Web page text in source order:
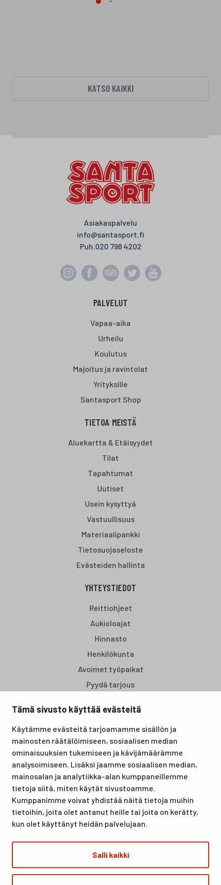
Tämä sivusto käyttää evästeitä
Käytämme evästeitä tarjoamamme sisällön ja
mainosten räätälöimiseen, sosiaalisen median
ominaisuuksien tukemiseen ja kävijämäärämme
analysoimiseen. Lisäksi jaamme sosiaalisen median,
mainosalan ja analytiikka-alan kumppaneillemme
tietoja siitä, miten käytät sivustoamme.
Kumppanimme voivat yhdistää näitä tietoja muihin
tietoihin, joita olet antanut heille tai joita on kerätty,
kun olet käyttänyt heidän palvelujaan.
Salli kaikki
KATSO KAIKKI
Asiakaspalvelu
info@santasport.fi
Puh.020 798 4202
PALVELUT
Vapaa-aika
Urheilu
Koulutus
Majoitus ja ravintolat
Yrityksille
Santasport Shop
TIETOA MEISTÄ
Aluekartta & Etäisyydet
Tilat
Tapahtumat
Uutiset
Usein kysyttyä
Vastuullisuus
Materiaalipankki
Tietosuojaseloste
Evästeiden hallinta
YHTEYSTIEDOT
Reittiohjeet
Aukioloajat
Hinnasto
Henkilökunta
Avoimet työpaikat
Pyydä tarjous
koulutus- ja vapaa-ajan keskus, joka tarjoaa puitteet niin
lomille, harrastuksille kuin kansainvälisen tason
urheilutapahtumillekin. Santasport on myös virallinen
olympiavalmennuskeskus lumi- ja jääurheilulajeissa sekä
taitovalmennuksessa.